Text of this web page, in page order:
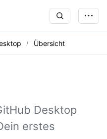
Übersicht
Desktop
erstes